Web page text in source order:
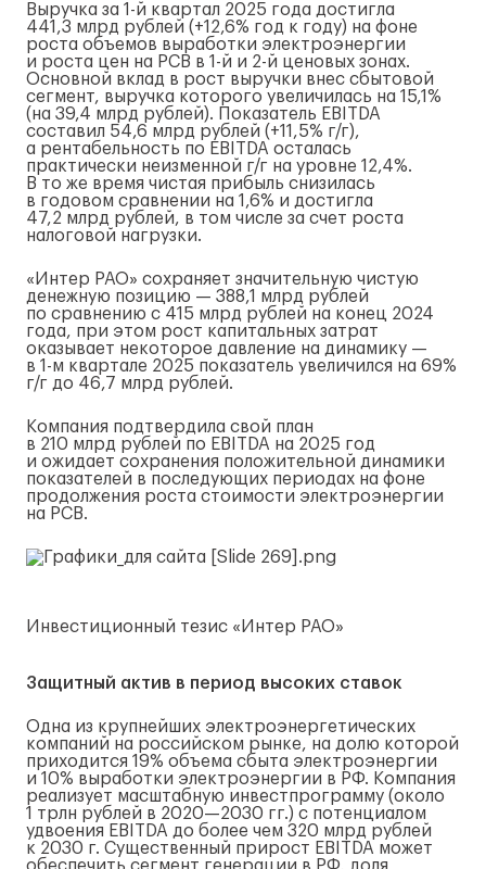
Выручка за 1-й квартал 2025 года достигла
441,3 млрд рублей (+12,6% год к году) на фоне
роста объемов выработки электроэнергии
и роста цен на РСВ в 1-й и 2-й ценовых зонах.
Основной вклад в рост выручки внес сбытовой
сегмент, выручка которого увеличилась на 15,1%
(на 39,4 млрд рублей). Показатель EBITDA
составил 54,6 млрд рублей (+11,5% г/г),
а рентабельность по EBITDA осталась
практически неизменной г/г на уровне 12,4%.
В то же время чистая прибыль снизилась
в годовом сравнении на 1,6% и достигла
47,2 млрд рублей, в том числе за счет роста
налоговой нагрузки.
«Интер РАО» сохраняет значительную чистую
денежную позицию — 388,1 млрд рублей
по сравнению с 415 млрд рублей на конец 2024
года, при этом рост капитальных затрат
оказывает некоторое давление на динамику —
в 1-м квартале 2025 показатель увеличился на 69%
г/г до 46,7 млрд рублей.
Компания подтвердила свой план
в 210 млрд рублей по EBITDA на 2025 год
и ожидает сохранения положительной динамики
показателей в последующих периодах на фоне
продолжения роста стоимости электроэнергии
на РСВ.
Инвестиционный тезис «Интер РАО»
Защитный актив в период высоких ставок
Одна из крупнейших электроэнергетических
компаний на российском рынке, на долю которой
приходится 19% объема сбыта электроэнергии
и 10% выработки электроэнергии в РФ. Компания
реализует масштабную инвестпрограмму (около
1 трлн рублей в 2020—2030 гг.) с потенциалом
удвоения EBITDA до более чем 320 млрд рублей
к 2030 г. Существенный прирост EBITDA может